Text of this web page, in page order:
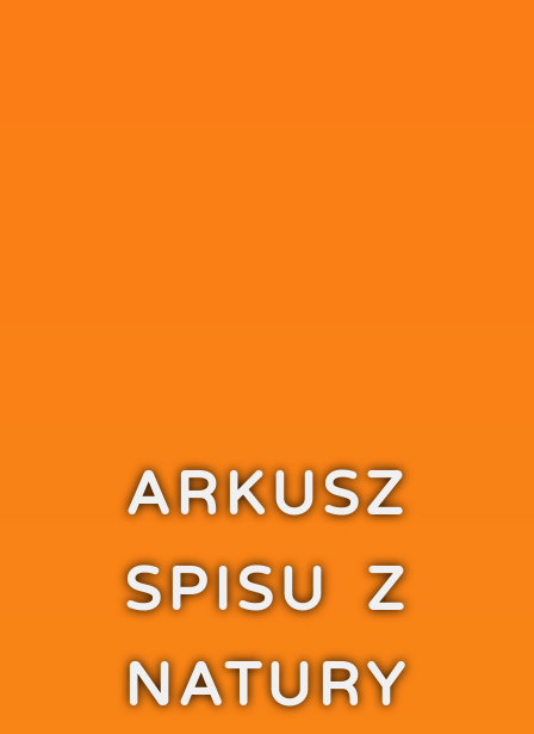
ARKUSZ
SPISU Z
NATURY